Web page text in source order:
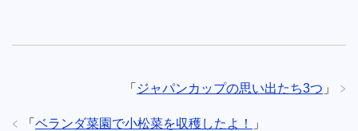
「 ジャパンカップの思い出たち3つ 」
「 ベランダ菜園で小松菜を収穫したよ！ 」